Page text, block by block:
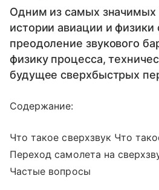
Одним из самых значимых
истории авиации и физики
преодоление звукового
физику процесса,
будущее сверхбыстрых
Содержание:
Что такое сверхзвук Что
Переход самолета на
Частые вопросы